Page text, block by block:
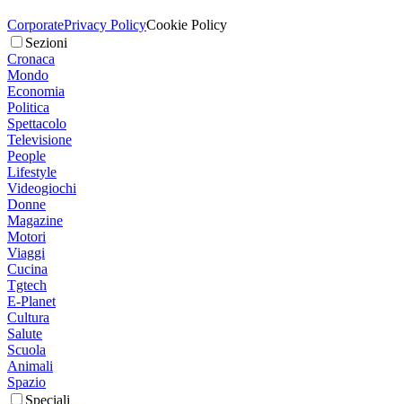
CorporatePrivacy PolicyCookie Policy
Sezioni
Cronaca
Mondo
Economia
Politica
Spettacolo
Televisione
People
Lifestyle
Videogiochi
Donne
Magazine
Motori
Viaggi
Cucina
Tgtech
E-Planet
Cultura
Salute
Scuola
Animali
Spazio
Speciali